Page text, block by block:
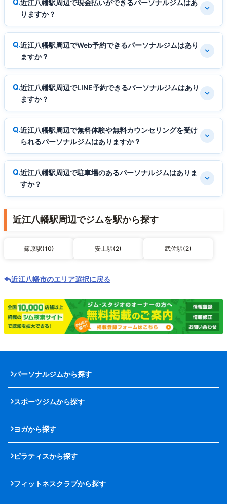
近江八幡駅周辺で現金払いができるパーソナルジムはあ
りますか？
近江八幡駅周辺でWeb予約できるパーソナルジムはあり
ますか？
近江八幡駅周辺でLINE予約できるパーソナルジムはあり
ますか？
近江八幡駅周辺で無料体験や無料カウンセリングを受け
られるパーソナルジムはありますか？
近江八幡駅周辺で駐車場のあるパーソナルジムはありま
すか？
近江八幡駅周辺でジムを駅から探す
篠原駅(10) 安土駅(2) 武佐駅(2)
近江八幡市のエリア選択に戻る
パーソナルジムから探す
スポーツジムから探す
ヨガから探す
ピラティスから探す
フィットネスクラブから探す